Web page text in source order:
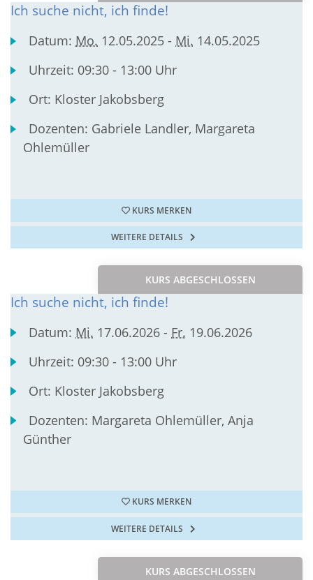
Ich suche nicht, ich finde!
Datum: Mo. 12.05.2025 - Mi. 14.05.2025
Uhrzeit: 09:30 - 13:00 Uhr
Ort: Kloster Jakobsberg
Dozenten: Gabriele Landler, Margareta
Ohlemüller
KURS MERKEN
WEITERE DETAILS
KURS ABGESCHLOSSEN
Ich suche nicht, ich finde!
Datum: Mi. 17.06.2026 - Fr. 19.06.2026
Uhrzeit: 09:30 - 13:00 Uhr
Ort: Kloster Jakobsberg
Dozenten: Margareta Ohlemüller, Anja
Günther
KURS MERKEN
WEITERE DETAILS
KURS ABGESCHLOSSEN